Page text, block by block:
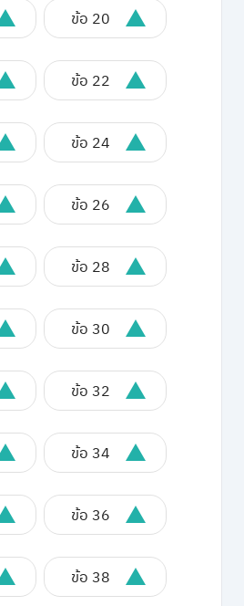
ข้อ 20
ข้อ 22
ข้อ 24
ข้อ 26
ข้อ 28
ข้อ 30
ข้อ 32
ข้อ 34
ข้อ 36
ข้อ 38